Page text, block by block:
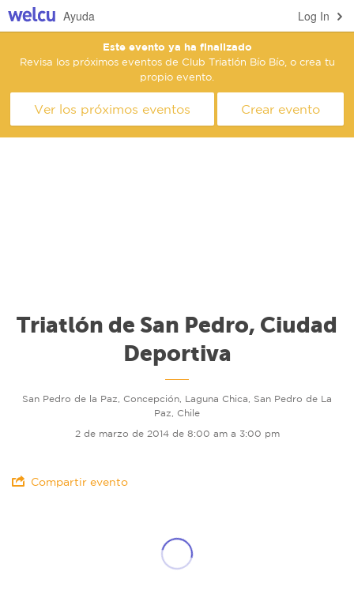
Log In
Ayuda
Este evento ya ha finalizado
Revisa los próximos eventos de Club Triatlón Bío Bío, o crea tu
propio evento.
Ver los próximos eventos Crear evento
Triatlón de San Pedro, Ciudad
Deportiva
San Pedro de la Paz, Concepción, Laguna Chica, San Pedro de La
Paz, Chile
2 de marzo de 2014 de 8:00 am a 3:00 pm
Compartir evento